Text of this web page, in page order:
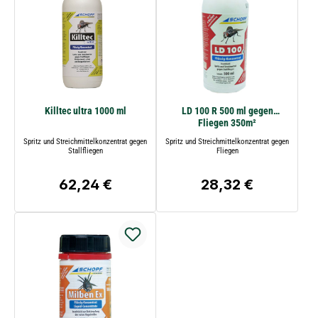
Killtec ultra 1000 ml
Spritz und Streichmittelkonzentrat gegen
Stallfliegen
Regulärer Preis:
62,24 €
LD 100 R 500 ml gegen
Fliegen 350m²
Spritz und Streichmittelkonzentrat gegen
Fliegen
Regulärer Preis:
28,32 €